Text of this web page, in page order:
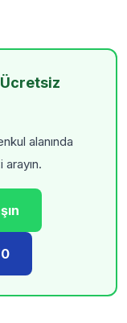
Ücretsiz
alanında
arayın.